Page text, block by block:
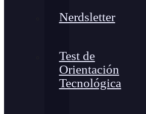
Nerdsletter
Test de
Orientación
Tecnológica